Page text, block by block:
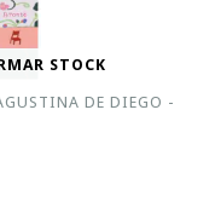
STOCK
DE DIEGO -